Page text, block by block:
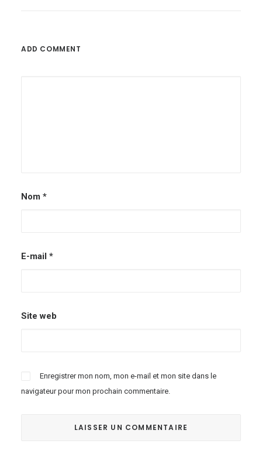
ADD COMMENT
Nom *
E-mail *
Site web
Enregistrer mon nom, mon e-mail et mon site dans le
navigateur pour mon prochain commentaire.